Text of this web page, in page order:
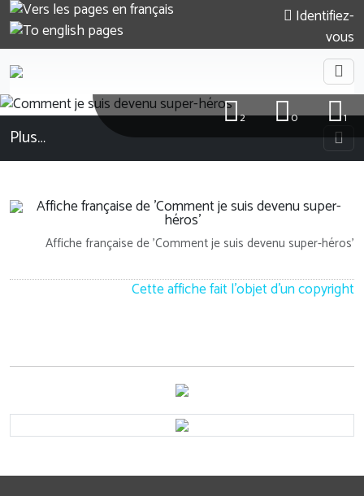
Identifiez-
vous
1
0
2
Plus…
Affiche française de 'Comment je suis devenu super-héros'
Cette affiche fait l'objet d'un copyright